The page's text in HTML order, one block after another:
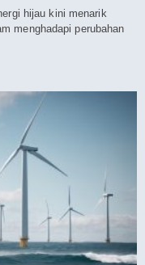
hijau kini menarik
menghadapi perubahan